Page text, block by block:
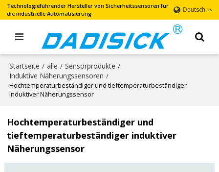
Technologieführender Hersteller von Sicherheitssensoren für
die industrielle Automatisierung
Deutsch
Startseite / alle / Sensorprodukte /
Induktive Näherungssensoren /
Hochtemperaturbeständiger und tieftemperaturbeständiger
induktiver Näherungssensor
Hochtemperaturbeständiger und
tieftemperaturbeständiger induktiver
Näherungssensor